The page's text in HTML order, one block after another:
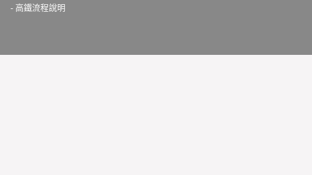
- 高鐵流程說明